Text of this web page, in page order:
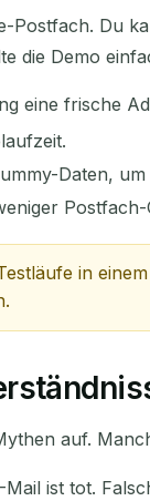
Postfach. Du
die Demo
eine frische
Daten,
in
auf.
ist tot.